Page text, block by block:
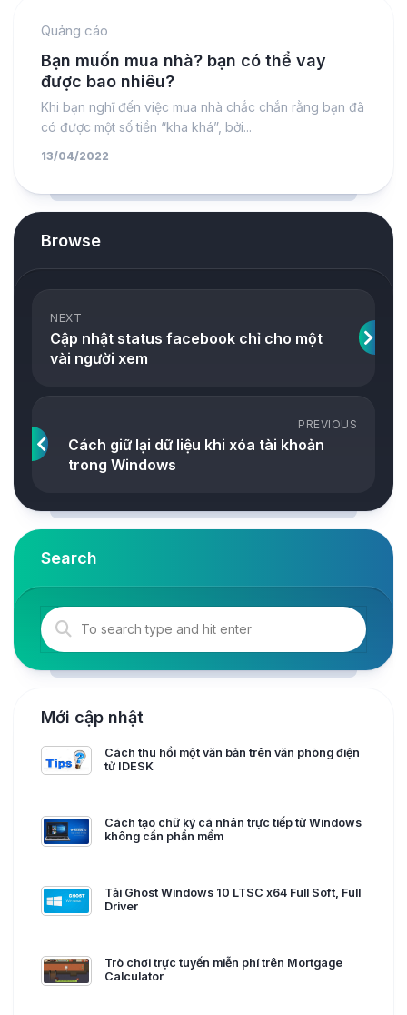
Quảng cáo
Bạn muốn mua nhà? bạn có thể vay
được bao nhiêu?
Khi bạn nghĩ đến việc mua nhà chắc chắn rằng bạn đã
có được một số tiền “kha khá”, bởi...
13/04/2022
Browse
NEXT
Cập nhật status facebook chỉ cho một
vài người xem
PREVIOUS
Cách giữ lại dữ liệu khi xóa tài khoản
trong Windows
Search
Mới cập nhật
Cách thu hồi một văn bản trên văn phòng điện
tử IDESK
Cách tạo chữ ký cá nhân trực tiếp từ Windows
không cần phần mềm
Tải Ghost Windows 10 LTSC x64 Full Soft, Full
Driver
Trò chơi trực tuyến miễn phí trên Mortgage
Calculator